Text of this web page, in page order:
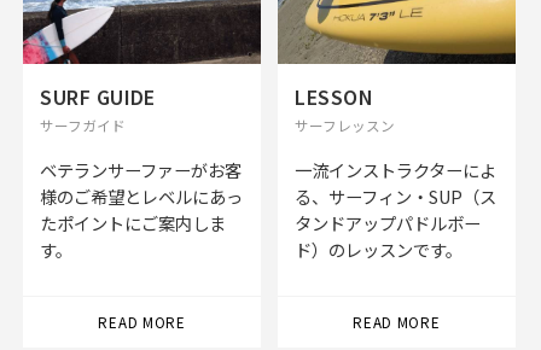
SURF GUIDE
サーフガイド
ベテランサーファーがお客
様のご希望とレベルにあっ
たポイントにご案内しま
す。
READ MORE
LESSON
サーフレッスン
一流インストラクターによ
る、サーフィン・SUP（ス
タンドアップパドルボー
ド）のレッスンです。
READ MORE